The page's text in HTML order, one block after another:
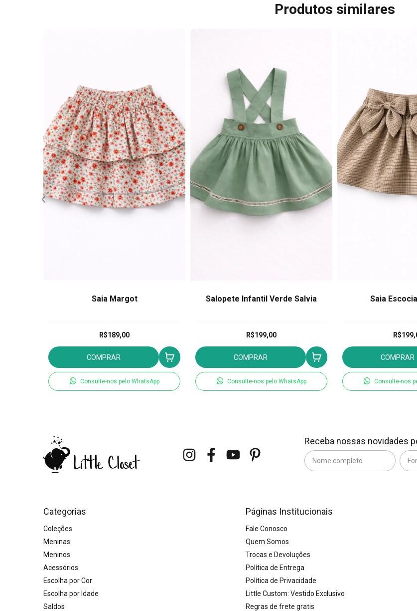
Produtos similares
Saia Margot
R$189,00
COMPRAR
Consulte-nos pelo WhatsApp
Salopete Infantil Verde Salvia
R$199,00
COMPRAR
Consulte-nos pelo WhatsApp
Saia
COMPRAR
Consulte-nos
Receba nossas novidades
Categorias
Coleções
Meninas
Meninos
Acessórios
Escolha por Cor
Escolha por Idade
Saldos
Páginas Institucionais
Fale Conosco
Quem Somos
Trocas e Devoluções
Política de Entrega
Política de Privacidade
Little Custom: Vestido Exclusivo
Regras de frete gratis